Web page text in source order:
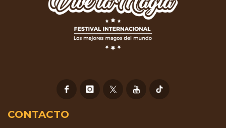
CONTACTO